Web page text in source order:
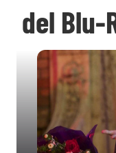
del Blu-